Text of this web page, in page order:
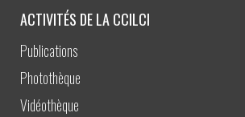
ACTIVITÉS DE LA CCILCI
Publications
Photothèque
Vidéothèque